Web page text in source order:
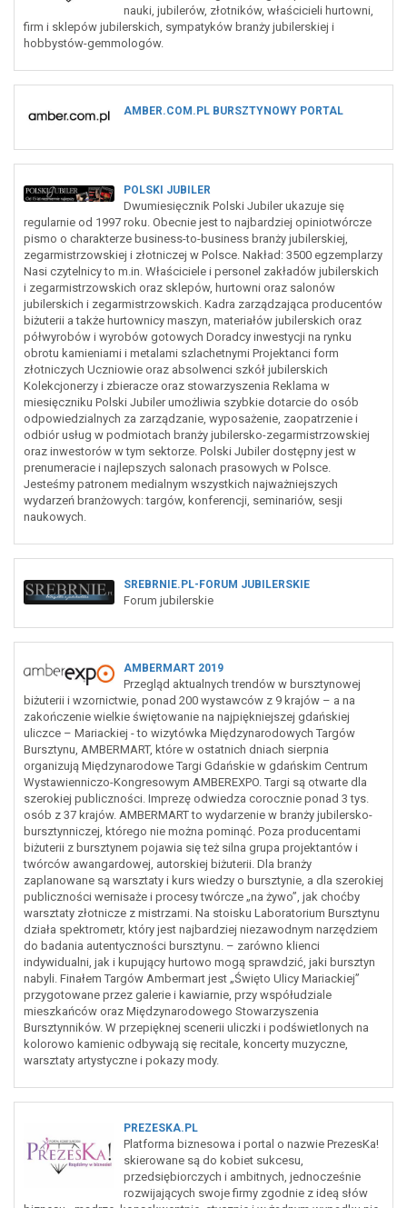
nauki, jubilerów, złotników, właścicieli hurtowni,
firm i sklepów jubilerskich, sympatyków branży jubilerskiej i
hobbystów-gemmologów.
AMBER.COM.PL BURSZTYNOWY PORTAL
POLSKI JUBILER
Dwumiesięcznik Polski Jubiler ukazuje się
regularnie od 1997 roku. Obecnie jest to najbardziej opiniotwórcze
pismo o charakterze business-to-business branży jubilerskiej,
zegarmistrzowskiej i złotniczej w Polsce. Nakład: 3500 egzemplarzy
Nasi czytelnicy to m.in. Właściciele i personel zakładów jubilerskich
i zegarmistrzowskich oraz sklepów, hurtowni oraz salonów
jubilerskich i zegarmistrzowskich. Kadra zarządzająca producentów
biżuterii a także hurtownicy maszyn, materiałów jubilerskich oraz
półwyrobów i wyrobów gotowych Doradcy inwestycji na rynku
obrotu kamieniami i metalami szlachetnymi Projektanci form
złotniczych Uczniowie oraz absolwenci szkół jubilerskich
Kolekcjonerzy i zbieracze oraz stowarzyszenia Reklama w
miesięczniku Polski Jubiler umożliwia szybkie dotarcie do osób
odpowiedzialnych za zarządzanie, wyposażenie, zaopatrzenie i
odbiór usług w podmiotach branży jubilersko-zegarmistrzowskiej
oraz inwestorów w tym sektorze. Polski Jubiler dostępny jest w
prenumeracie i najlepszych salonach prasowych w Polsce.
Jesteśmy patronem medialnym wszystkich najważniejszych
wydarzeń branżowych: targów, konferencji, seminariów, sesji
naukowych.
SREBRNIE.PL-FORUM JUBILERSKIE
Forum jubilerskie
AMBERMART 2019
Przegląd aktualnych trendów w bursztynowej
biżuterii i wzornictwie, ponad 200 wystawców z 9 krajów – a na
zakończenie wielkie świętowanie na najpiękniejszej gdańskiej
uliczce – Mariackiej - to wizytówka Międzynarodowych Targów
Bursztynu, AMBERMART, które w ostatnich dniach sierpnia
organizują Międzynarodowe Targi Gdańskie w gdańskim Centrum
Wystawienniczo-Kongresowym AMBEREXPO. Targi są otwarte dla
szerokiej publiczności. Imprezę odwiedza corocznie ponad 3 tys.
osób z 37 krajów. AMBERMART to wydarzenie w branży jubilersko-
bursztynniczej, którego nie można pominąć. Poza producentami
biżuterii z bursztynem pojawia się też silna grupa projektantów i
twórców awangardowej, autorskiej biżuterii. Dla branży
zaplanowane są warsztaty i kurs wiedzy o bursztynie, a dla szerokiej
publiczności wernisaże i procesy twórcze „na żywo”, jak choćby
warsztaty złotnicze z mistrzami. Na stoisku Laboratorium Bursztynu
działa spektrometr, który jest najbardziej niezawodnym narzędziem
do badania autentyczności bursztynu. – zarówno klienci
indywidualni, jak i kupujący hurtowo mogą sprawdzić, jaki bursztyn
nabyli. Finałem Targów Ambermart jest „Święto Ulicy Mariackiej”
przygotowane przez galerie i kawiarnie, przy współudziale
mieszkańców oraz Międzynarodowego Stowarzyszenia
Bursztynników. W przepięknej scenerii uliczki i podświetlonych na
kolorowo kamienic odbywają się recitale, koncerty muzyczne,
warsztaty artystyczne i pokazy mody.
PREZESKA.PL
Platforma biznesowa i portal o nazwie PrezesKa!
skierowane są do kobiet sukcesu,
przedsiębiorczych i ambitnych, jednocześnie
rozwijających swoje firmy zgodnie z ideą słów